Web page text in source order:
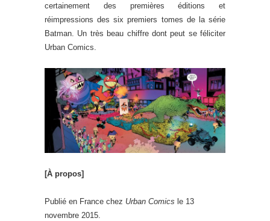
certainement des premières éditions et
réimpressions des six premiers tomes de la série
Batman. Un très beau chiffre dont peut se féliciter
Urban Comics.
[À propos]
Publié en France chez Urban Comics le 13
novembre 2015.